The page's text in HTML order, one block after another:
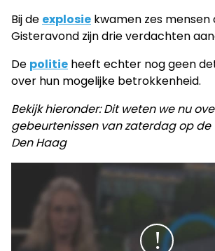
Bij de explosie kwamen zes mensen
Gisteravond zijn drie verdachten
De politie heeft echter nog geen
over hun mogelijke betrokkenheid.
Bekijk hieronder: Dit weten we nu
gebeurtenissen van zaterdag op de
Den Haag